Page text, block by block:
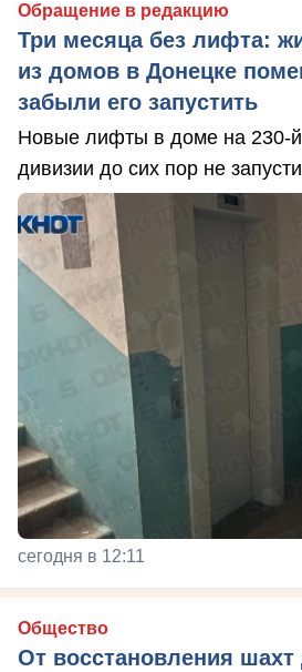
Обращение в редакцию
Три месяца без лифта:
из домов в Донецке
забыли его запустить
Новые лифты в доме на 230-й
дивизии до сих пор не
сегодня в 12:11
Общество
От восстановления шахт